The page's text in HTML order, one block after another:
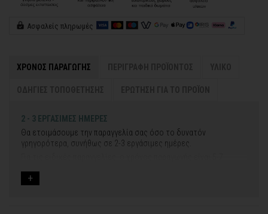
Ασφαλείς πληρωμές
ΧΡΟΝΟΣ ΠΑΡΑΓΩΓΗΣ
2 - 3 ΕΡΓΑΣΙΜΕΣ ΗΜΕΡΕΣ
Θα ετοιμάσουμε την παραγγελία σας όσο το δυνατόν
γρηγορότερα, συνήθως σε 2-3 εργάσιμες ημέρες.
Εάν η αποστολή πραγματοποιείται κατά τη διάρκεια μεγάλων